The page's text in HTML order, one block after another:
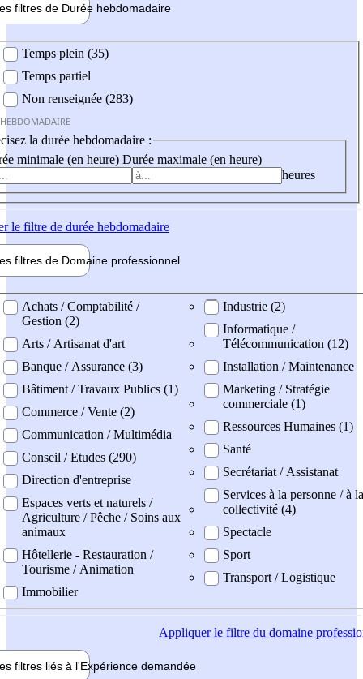
filtres de Durée hebdomadaire
Temps plein (35)
Temps partiel
Non renseignée (283)
la durée hebdomadaire :
minimale (en heure) Durée maximale (en heure)
heures
le filtre de durée hebdomadaire
filtres de Domaine professionnel
professionel
Achats / Comptabilité /
Gestion (2)
Arts / Artisanat d'art
Banque / Assurance (3)
Bâtiment / Travaux Publics (1)
Commerce / Vente (2)
Communication / Multimédia
Conseil / Etudes (290)
Direction d'entreprise
Espaces verts et naturels /
Agriculture / Pêche / Soins aux
animaux
Hôtellerie - Restauration /
Tourisme / Animation
Immobilier
Industrie (2)
Informatique /
Télécommunication (12)
Installation / Maintenance
Marketing / Stratégie
commerciale (1)
Ressources Humaines (1)
Santé
Secrétariat / Assistanat
Services à la personne / à la
collectivité (4)
Spectacle
Sport
Transport / Logistique
Appliquerle filtre du domaine
filtres liés à l'Expérience demandée